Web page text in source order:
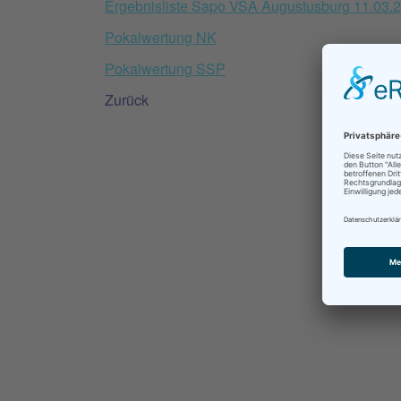
Ergebnisliste Sapo VSA Augustusburg
Pokalwertung NK
Pokalwertung SSP
Zurück